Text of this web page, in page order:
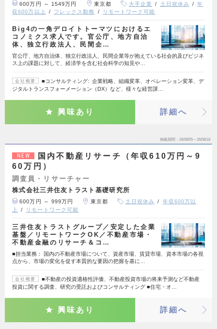
600万円 ～ 1549万円 東京都 大手企業 土日祝休み
年
収600万以上
フレックス勤務 リモートワーク可能
Big4の一角デロイトトーマツにおけるエ
コノミクス求人です。官公庁、地方自治
体、独立行政法人、民間企…
官公庁、地方自治体、独立行政法人、民間企業等が抱えている社会的及びビジネ
ス上の課題に対して、経済学を含む社会科学の知見や…
会社概要
■コンサルティング: 企業戦略、組織変革、オペレーション変革、デ
ジタルトランスフォーメーション（DX）など、様々な経営課…
興味あり 詳細へ
掲載期間 26/08/05～26/08/18
NEW
国内不動産リサーチ（年収610万円～9
60万円）
調査員・リサーチャー
株式会社三井住友トラスト基礎研究所
600万円 ～ 999万円 東京都 土日祝休み
年収600万以
上
リモートワーク可能
三井住友トラストグループ／安定した企業
基盤／リモートワークOK／不動産市場・
不動産金融のリサーチ＆コ…
■担当業務： 国内の不動産市場について、資産市場、賃貸市場、資本市場の各視
点から、市場の変化を促す本質的な要因の把握を基に…
会社概要
■不動産の投資適格性評価、不動産投資市場の将来予測など不動産
投資に関する調査、研究の受託およびコンサルティング ■住宅・オ…
興味あり 詳細へ